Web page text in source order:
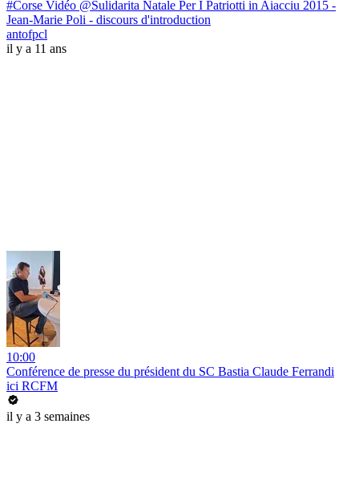
#‎Corse‬ Vidéo @Sulidarita Natale Per I Patriotti in Aiacciu 2015 -
Jean-Marie Poli - discours d'introduction
antofpcl
il y a 11 ans
10:00
Conférence de presse du président du SC Bastia Claude Ferrandi
ici RCFM
il y a 3 semaines